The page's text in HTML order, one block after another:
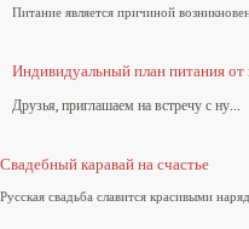
Питание является причиной
Индивидуальный план питания
Друзья, приглашаем на встречу с ну...
Свадебный каравай на счастье
Русская свадьба славится красивыми